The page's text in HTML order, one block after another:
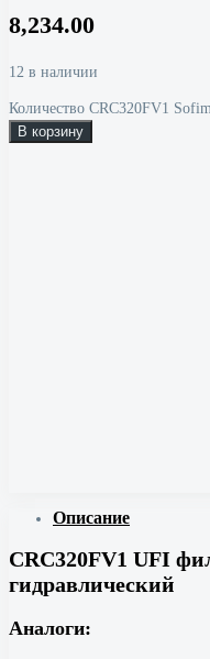
8,234.00
12 в наличии
Количество CRC320FV1
В корзину
Описание
CRC320FV1 UFI
гидравлический
Аналоги: